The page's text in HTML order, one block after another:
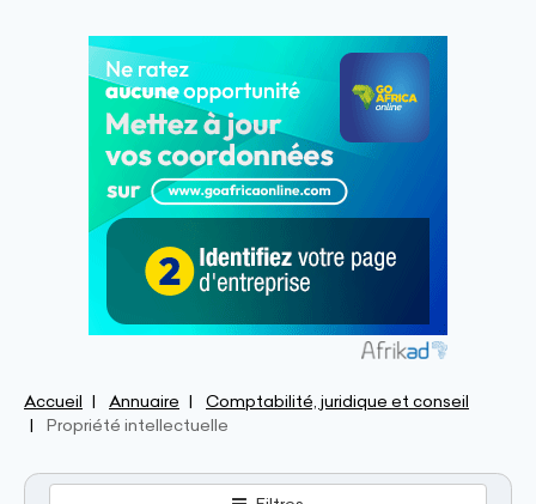
Accueil Annuaire
Comptabilité, juridique et conseil
Propriété intellectuelle